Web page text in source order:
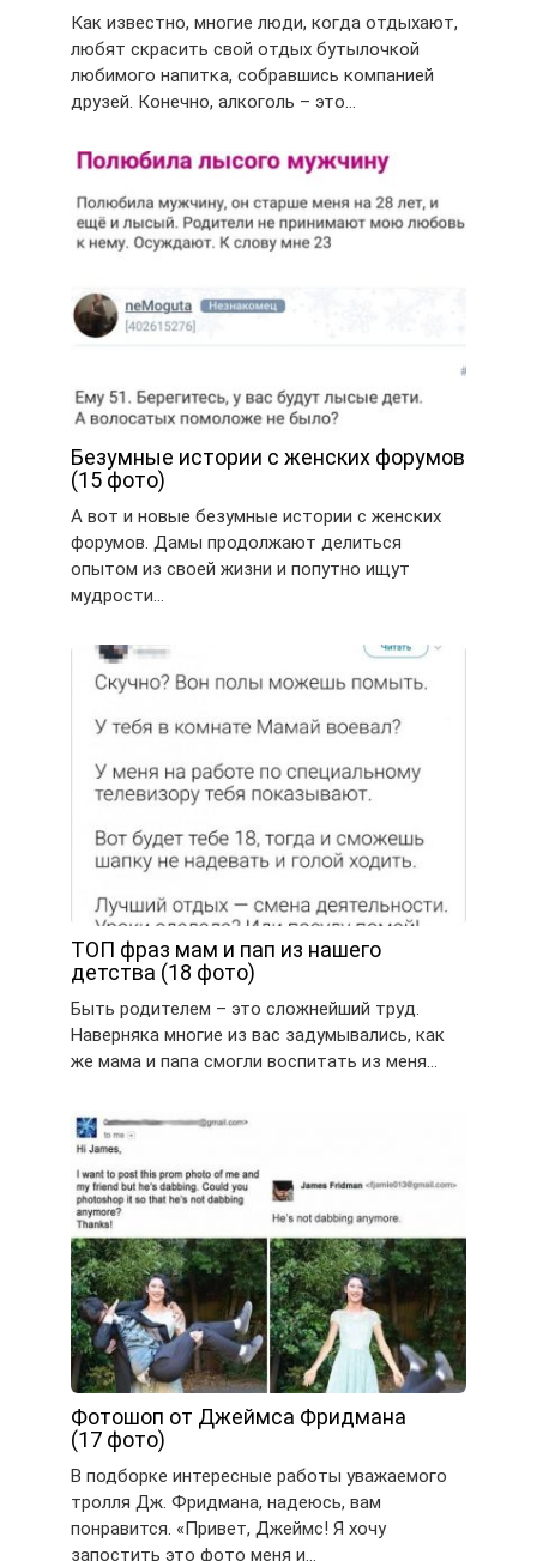
Как известно, многие люди, когда отдыхают,
любят скрасить свой отдых бутылочкой
любимого напитка, собравшись компанией
друзей. Конечно, алкоголь – это…
Безумные истории с женских форумов
(15 фото)
А вот и новые безумные истории с женских
форумов. Дамы продолжают делиться
опытом из своей жизни и попутно ищут
мудрости…
ТОП фраз мам и пап из нашего
детства (18 фото)
Быть родителем – это сложнейший труд.
Наверняка многие из вас задумывались, как
же мама и папа смогли воспитать из меня…
Фотошоп от Джеймса Фридмана
(17 фото)
В подборке интересные работы уважаемого
тролля Дж. Фридмана, надеюсь, вам
понравится. «Привет, Джеймс! Я хочу
запостить это фото меня и…